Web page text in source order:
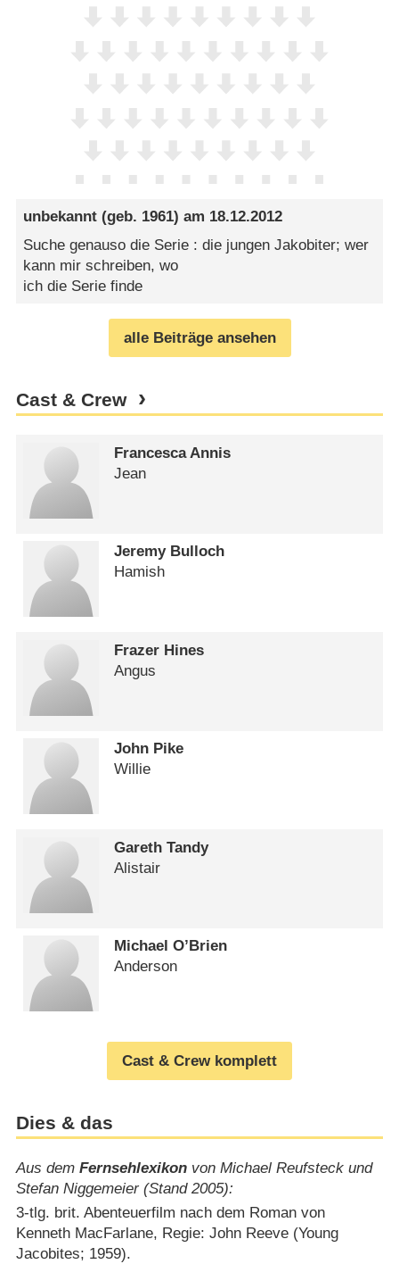
unbekannt (geb. 1961) am 18.12.2012
Suche genauso die Serie : die jungen Jakobiter; wer
kann mir schreiben, wo
ich die Serie finde
alle Beiträge ansehen
Cast & Crew
Francesca Annis
Jean
Jeremy Bulloch
Hamish
Frazer Hines
Angus
John Pike
Willie
Gareth Tandy
Alistair
Michael O’Brien
Anderson
Cast & Crew komplett
Dies & das
Aus dem Fernsehlexikonvon Michael Reufsteck und
Stefan Niggemeier (Stand 2005):
3-tlg. brit. Abenteuerfilm nach dem Roman von
Kenneth MacFarlane, Regie: John Reeve (Young
Jacobites; 1959).